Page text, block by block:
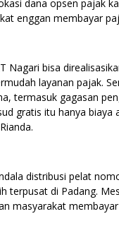
dana opsen pajak
enggan membayar
Nagari bisa
layanan pajak.
termasuk gagasan
gratis itu hanya
distribusi pelat
terpusat di Padang.
masyarakat